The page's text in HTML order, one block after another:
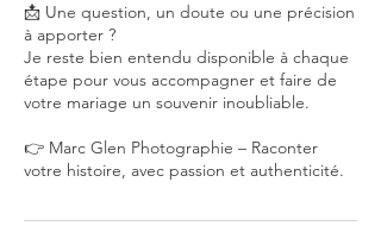
📩 Une question, un doute ou une précision
à apporter ?
Je reste bien entendu disponible à chaque
étape pour vous accompagner et faire de
votre mariage un souvenir inoubliable.
👉 Marc Glen Photographie – Raconter
votre histoire, avec passion et authenticité.